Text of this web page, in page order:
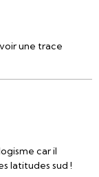
une trace
car il
latitudes sud !